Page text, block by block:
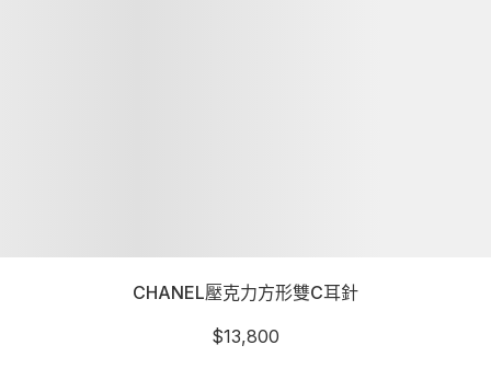
CHANEL壓克力方形雙C耳針
$13,800